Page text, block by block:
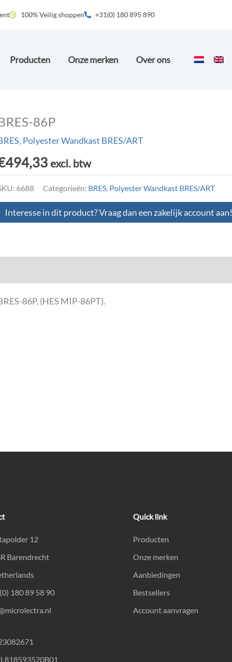
100% Veilig shoppen +31(0) 180 895 890
Producten Onze merken Over ons
86P
, Polyester Wandkast BRES/ART
494,33 excl. btw
6688 Categorieën: BRES, Polyester Wandkast BRES/ART
Interesse in dit product? Vraag dan een zakelijk account aan!
86P, (HES MIP-86PT).
12
Barendrecht
180 89 58 90
Quick link
Producten
Onze merken
Aanbiedingen
Bestsellers
Account aanvragen